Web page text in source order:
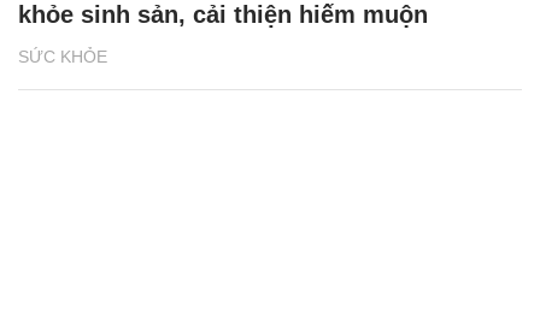
SỨC KHỎE
khỏe sinh sản, cải thiện hiếm muộn